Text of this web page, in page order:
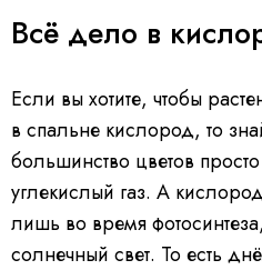
Всё дело в
Если вы хотите, чтобы
в спальне кислород, то
большинство цветов
углекислый газ. А
лишь во время
солнечный свет. То есть